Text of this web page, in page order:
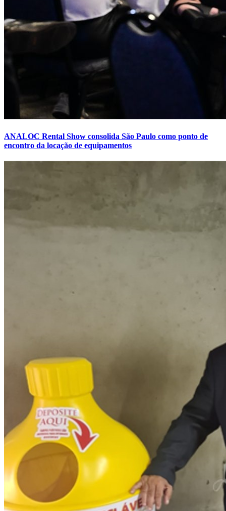
ANALOC Rental Show consolida São Paulo como ponto de
encontro da locação de equipamentos